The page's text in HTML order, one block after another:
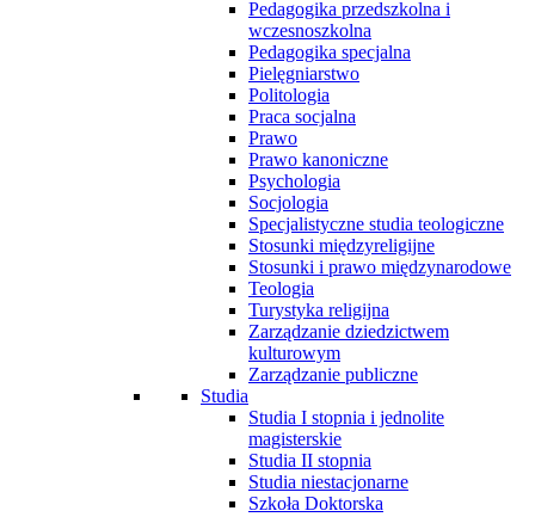
Pedagogika przedszkolna i
wczesnoszkolna
Pedagogika specjalna
Pielęgniarstwo
Politologia
Praca socjalna
Prawo
Prawo kanoniczne
Psychologia
Socjologia
Specjalistyczne studia teologiczne
Stosunki międzyreligijne
Stosunki i prawo międzynarodowe
Teologia
Turystyka religijna
Zarządzanie dziedzictwem
kulturowym
Zarządzanie publiczne
Studia
Studia I stopnia i jednolite
magisterskie
Studia II stopnia
Studia niestacjonarne
Szkoła Doktorska